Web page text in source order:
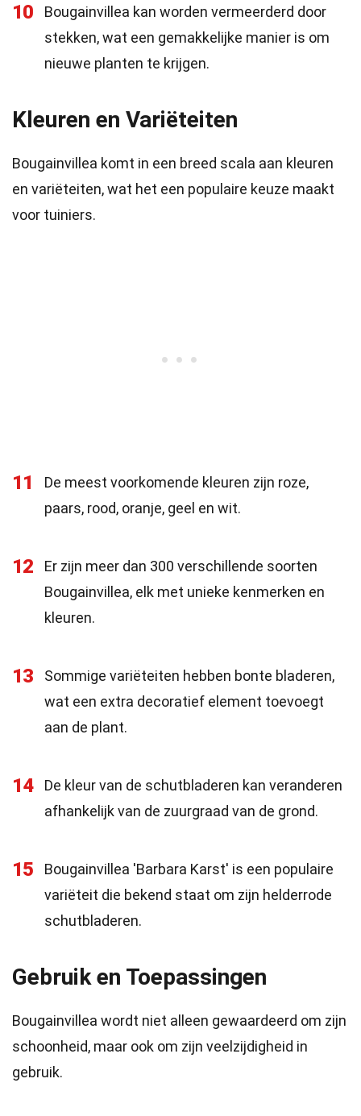
10
Bougainvillea kan worden vermeerderd door
stekken, wat een gemakkelijke manier is om
nieuwe planten te krijgen.
Kleuren en Variëteiten
Bougainvillea komt in een breed scala aan kleuren
en variëteiten, wat het een populaire keuze maakt
voor tuiniers.
11
De meest voorkomende kleuren zijn roze,
paars, rood, oranje, geel en wit.
12
Er zijn meer dan 300 verschillende soorten
Bougainvillea, elk met unieke kenmerken en
kleuren.
13
Sommige variëteiten hebben bonte bladeren,
wat een extra decoratief element toevoegt
aan de plant.
14
De kleur van de schutbladeren kan veranderen
afhankelijk van de zuurgraad van de grond.
15
Bougainvillea 'Barbara Karst' is een populaire
variëteit die bekend staat om zijn helderrode
schutbladeren.
Gebruik en Toepassingen
Bougainvillea wordt niet alleen gewaardeerd om zijn
schoonheid, maar ook om zijn veelzijdigheid in
gebruik.